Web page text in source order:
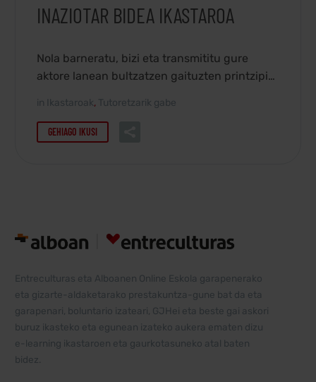
INAZIOTAR BIDEA IKASTAROA
Nola barneratu, bizi eta transmititu gure
aktore lanean bultzatzen gaituzten printzipio,
in Ikastaroak, Tutoretzarik gabe
GEHIAGO IKUSI
Entreculturas eta Alboanen Online Eskola garapenerako
eta gizarte-aldaketarako prestakuntza-gune bat da eta
garapenari, boluntario izateari, GJHei eta beste gai askori
buruz ikasteko eta egunean izateko aukera ematen dizu
e-learning ikastaroen eta gaurkotasuneko atal baten
bidez.